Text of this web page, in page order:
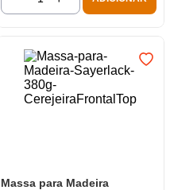
Massa para Madeira